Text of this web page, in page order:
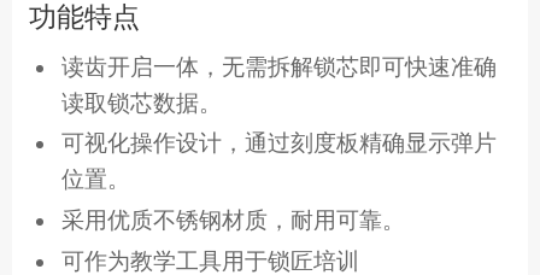
功能特点
读齿开启一体，无需拆解锁芯即可快速准确
读取锁芯数据。
可视化操作设计，通过刻度板精确显示弹片
位置。
采用优质不锈钢材质，耐用可靠。
可作为教学工具用于锁匠培训